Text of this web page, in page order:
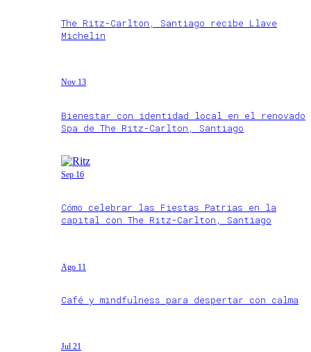
The Ritz-Carlton, Santiago recibe Llave
Michelin
Nov 13
Bienestar con identidad local en el renovado
Spa de The Ritz-Carlton, Santiago
Sep 16
Cómo celebrar las Fiestas Patrias en la
capital con The Ritz-Carlton, Santiago
Ago 11
Café y mindfulness para despertar con calma
Jul 21